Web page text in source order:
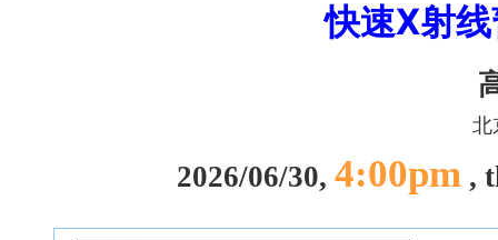
快速X射
北
2026/06/30, 4:00pm,